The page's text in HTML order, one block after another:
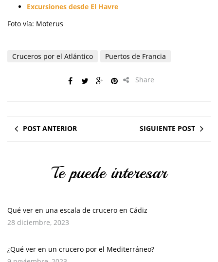
Excursiones desde El Havre
Foto vía: Moterus
Cruceros por el Atlántico Puertos de Francia
Share
POST ANTERIOR SIGUIENTE POST
Te puede interesar
Qué ver en una escala de crucero en Cádiz
28 diciembre, 2023
¿Qué ver en un crucero por el Mediterráneo?